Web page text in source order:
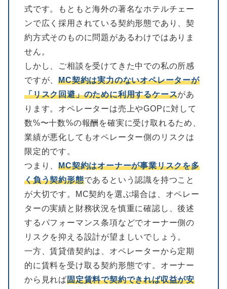
式です。もともと海外の著名なホテルチェー
ンで広く採用されている契約形態であり、契
約方式そのものに問題があるわけではありま
せん。
しかし、ご相談を受けてきた中での私の所感
ですが、MC契約は実力のないオペレーターが
「リスク回避」のために利用するケースがあ
ります。オペレーターは売上やGOPに対して
数%〜十数%の報酬を確実に受け取れるため、
業績が悪化してもオペレーター側のリスクは
限定的です。
つまり、MC契約はオーナーが事業リスクを多
く負う契約形態であるという認識を持つこと
が大切です。MC契約を選ぶ場合は、オペレー
ターの実績と財務状況を慎重に確認し、後述
するパフォーマンス条項などでオーナー側の
リスクを抑える設計が望ましいでしょう。
一方、賃貸借契約は、オペレーターから定期
的に賃料を受け取る契約形態です。オーナー
から見れば固定賃料で契約できれば収益が安